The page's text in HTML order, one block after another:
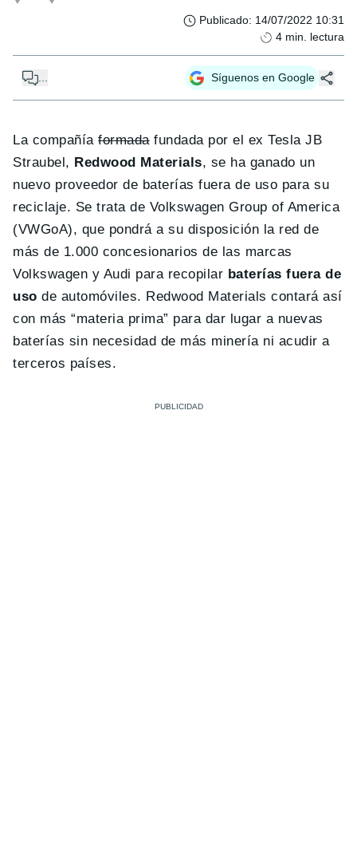
Publicado: 14/07/2022 10:31
4 min. lectura
... Síguenos en Google
La compañíaformadafundada por el ex Tesla JB
Straubel, Redwood Materials, se ha ganado un
nuevo proveedor de baterías fuera de uso para su
reciclaje. Se trata de Volkswagen Group of America
(VWGoA), que pondrá a su disposición la red de
más de 1.000 concesionarios de las marcas
Volkswagen y Audi para recopilar baterías fuera de
uso de automóviles. Redwood Materials contará así
con más “materia prima” para dar lugar a nuevas
baterías sin necesidad de más minería ni acudir a
terceros países.